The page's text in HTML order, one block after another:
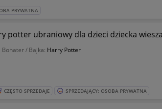
PRYWATNA
potter ubraniowy dla dzieci dziecka
Bohater / Bajka: Harry Potter
CZĘSTO SPRZEDAJE SPRZEDAJĄCY: OSOBA PRYWATNA